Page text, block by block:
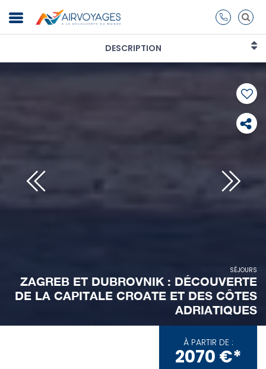
DESCRIPTION
SÉJOURS
ZAGREB ET DUBROVNIK : DÉCOUVERTE
DE LA CAPITALE CROATE ET DES CÔTES
ADRIATIQUES
À PARTIR DE :
2070 €*